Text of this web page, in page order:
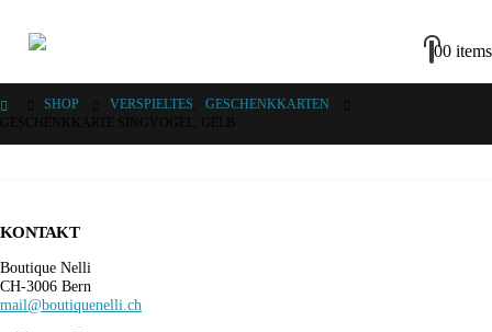
00 items
SHOP VERSPIELTES
GESCHENKKARTEN
KONTAKT
Boutique Nelli
CH-3006 Bern
mail@boutiquenelli.ch